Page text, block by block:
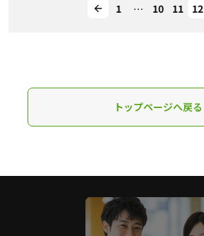
1 … 10 11 12
トップページへ戻る